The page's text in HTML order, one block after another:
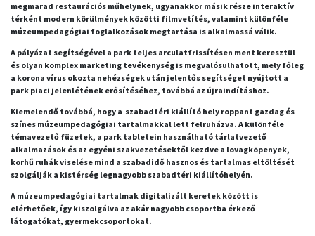
megmarad restaurációs műhelynek, ugyanakkor másik része interaktív
térként modern körülmények közötti filmvetítés, valamint különféle
múzeumpedagógiai foglalkozások megtartása is alkalmassá válik.
A pályázat segítségével a park teljes arculatfrissítésen ment keresztül
és olyan komplex marketing tevékenység is megvalósulhatott, mely főleg
a korona vírus okozta nehézségek után jelentős segítséget nyújtott a
park piaci jelenlétének erősítéséhez, továbbá az újraindításhoz.
Kiemelendő továbbá, hogy a szabadtéri kiállító hely roppant gazdag és
színes múzeumpedagógiai tartalmakkal lett felruházva. A különféle
témavezető füzetek, a park tabletein használható tárlatvezető
alkalmazások és az egyéni szakvezetésektől kezdve a lovagköpenyek,
korhű ruhák viselése mind a szabadidő hasznos és tartalmas eltöltését
szolgálják a kistérség legnagyobb szabadtéri kiállítóhelyén.
A múzeumpedagógiai tartalmak digitalizált keretek között is
elérhetőek, így kiszolgálva az akár nagyobb csoportba érkező
látogatókat, gyermekcsoportokat.